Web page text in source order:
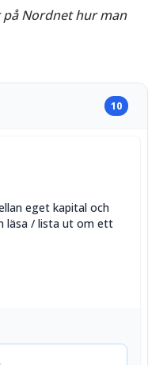
Nordnet hur man
10
eget kapital och
läsa / lista ut om ett